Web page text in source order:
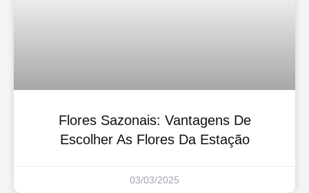
Flores Sazonais: Vantagens De
Escolher As Flores Da Estação
03/03/2025